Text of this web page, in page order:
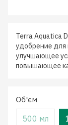
Terra Aquatica
удобрение для
улучшающее
повышающее
Об'єм
500 мл